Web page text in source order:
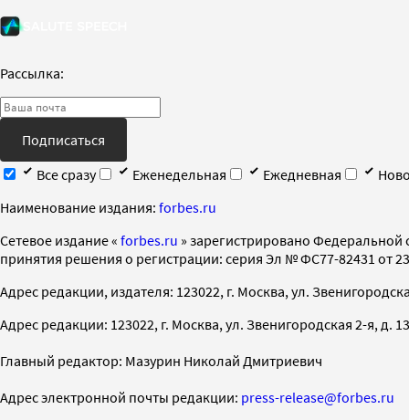
Рассылка:
Подписаться
Все сразу
Еженедельная Ежедневная
Наименование издания: forbes.ru
Cетевое издание « forbes.ru » зарегистрировано
принятия решения о регистрации: серия Эл № ФС77-82431 от
Адрес редакции, издателя: 123022, г. Москва, ул.
Адрес редакции: 123022, г. Москва, ул. Звенигородская 2-я, д.
Главный редактор: Мазурин Николай Дмитриевич
Адрес электронной почты редакции: press-release@forbes.ru